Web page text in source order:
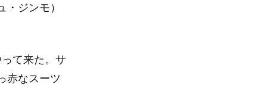
ジンモ）
て来た。サ
赤なスーツ